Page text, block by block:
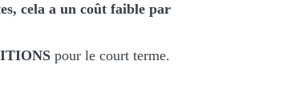
cela a un coût faible par
pour le court terme.